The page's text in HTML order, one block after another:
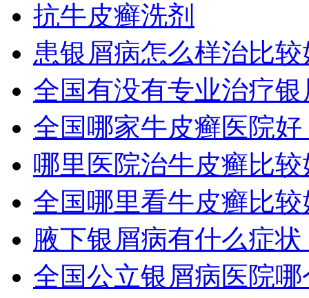
抗牛皮癣洗剂
患银屑病怎么样治比较
全国有没有专业治疗
全国哪家牛皮癣医院
哪里医院治牛皮癣比
全国哪里看牛皮癣比
腋下银屑病有什么症状
全国公立银屑病医院